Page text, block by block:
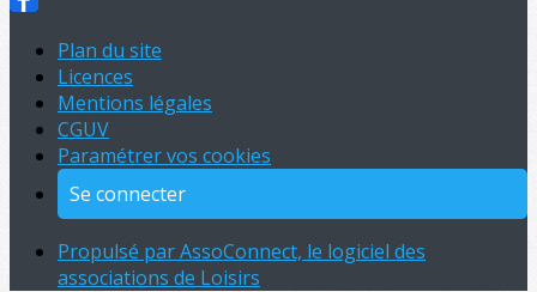
Plan du site
Licences
Mentions légales
CGUV
Paramétrer vos cookies
Se connecter
Propulsé par AssoConnect, le logiciel des
associations de Loisirs